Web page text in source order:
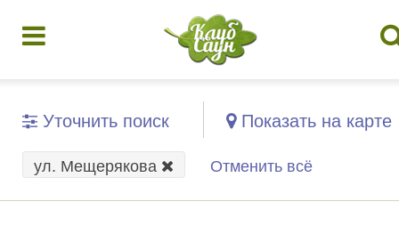
Уточнить поиск Показать на карте
ул. Мещерякова Отменить всё